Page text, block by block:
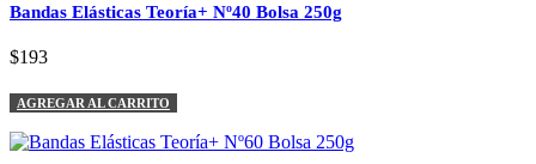
Bandas Elásticas Teoría+ Nº40 Bolsa 250g
$193
AGREGAR AL CARRITO